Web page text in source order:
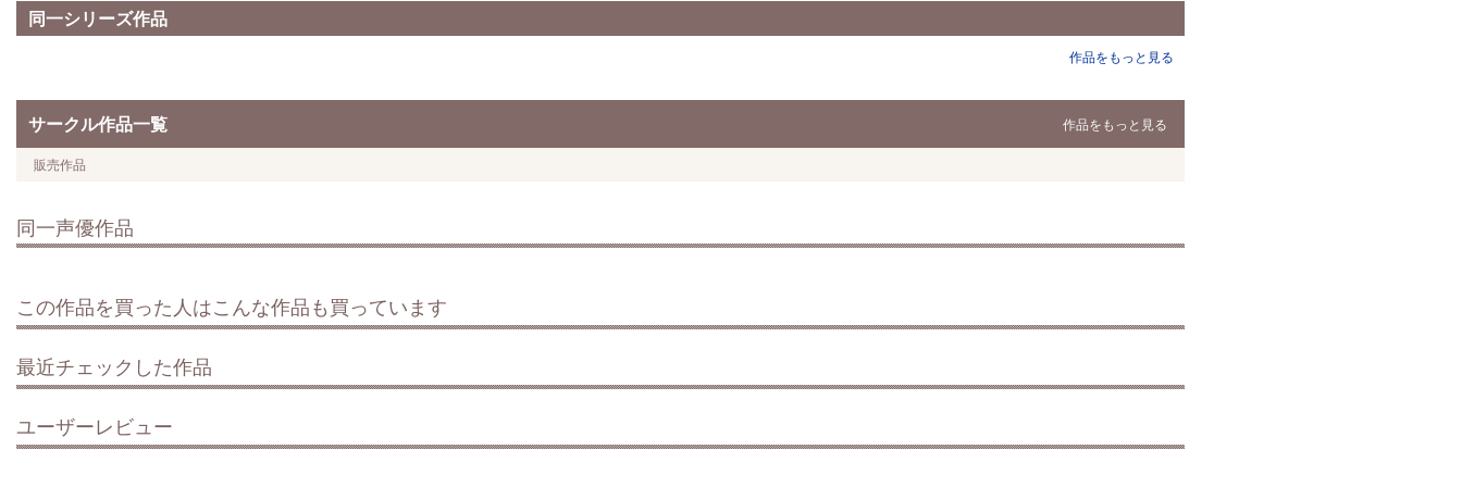
同一シリーズ作品
作品をもっと見る
サークル作品一覧 作品をもっと見る
販売作品
同一声優作品
この作品を買った人はこんな作品も買っています
最近チェックした作品
ユーザーレビュー